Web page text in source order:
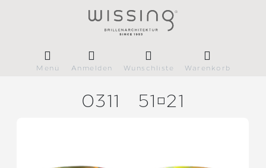
Menü Anmelden Wunschliste Warenkorb
0311 5121